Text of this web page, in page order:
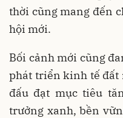
thời cũng mang đến
hội mới.
Bối cảnh mới cũng
phát triển kinh tế đất
đấu đạt mục tiêu
trưởng xanh, bền